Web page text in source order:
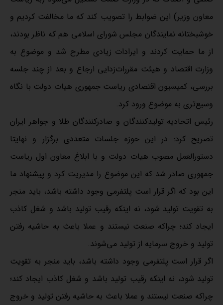
معاون وزیر) این ضوابط را تصویب کند که ما مخالفت کردیم و
خوشبختانه نمایندگان مجلس شورای اسلامی هم که ناظر بودند،
از ما حمایت کردند و ایرادات زیادی مطرح شد و موضوع به
وزارت اقتصاد و هیئت مقررات‌زدایی ارجاع و بعد از چند جلسه
بررسی، کمیسیون اقتصادی ریاست جمهوری هیات دولت با نگاه
وسیع‌تری به موضوع ورود کرد.
رئیس اتحادیه تولیدکنندگان و صادرکنندگان طلا و جواهر ایران
تصریح کرد: در این حوزه جلسات متعددی برگزار و نهایتا
دستورالعمل مصوب هیات دولت و با ابلاغ معاون اول ریاست
جمهوری صادر شد که این موضوع را مدیریت کرد و پیشنهاد ما
این بود که اگر قرار است پلتفرمی وجود داشته باشد، باید منجر
به تقویت تولید شود، نه اینکه رقیب تولید باشد و شغل کاذب
ایجاد کند؛ چراکه صنعت نیستند و عملا باعث به حاشیه رفتن
تولید و خروج سرمایه از تولید می‌شوند.
اگر قرار است پلتفرمی وجود داشته باشد، باید منجر به تقویت
تولید شود، نه اینکه رقیب تولید باشد و شغل کاذب ایجاد کند؛
چراکه صنعت نیستند و عملا باعث به حاشیه رفتن تولید و خروج